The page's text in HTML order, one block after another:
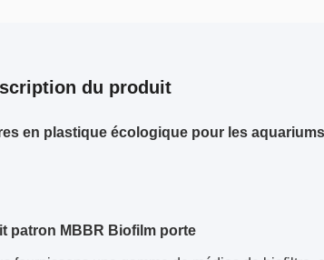
du produit
en plastique écologique pour les aquariums
patron MBBR Biofilm porte